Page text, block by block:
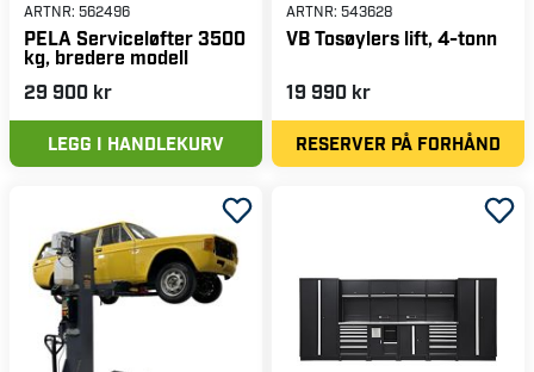
ARTNR: 562496
PELA Serviceløfter 3500
kg, bredere modell
29 900 kr
LEGG I HANDLEKURV
ARTNR: 543628
VB Tosøylers lift, 4-tonn
19 990 kr
RESERVER PÅ FORHÅND